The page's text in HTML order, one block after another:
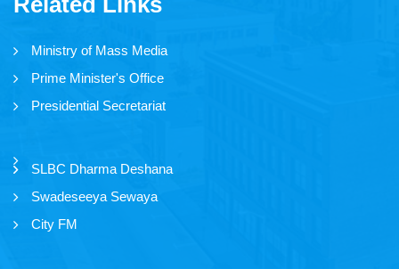
Ministry of Mass Media
Prime Minister's Office
Presidential Secretariat
SLBC Dharma Deshana
Swadeseeya Sewaya
City FM